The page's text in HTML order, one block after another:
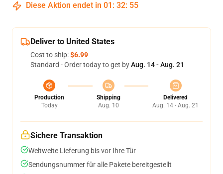
Diese Aktion endet in 01 : 32: 54
Deliver to United States
Cost to ship:$6.99
Standard - Order today to get byAug. 14 - Aug. 21
Production
Today
Shipping
Aug. 10
Delivered
Aug. 14 - Aug. 21
Sichere Transaktion
Weltweite Lieferung bis vor Ihre Tür
Sendungsnummer für alle Pakete bereitgestellt